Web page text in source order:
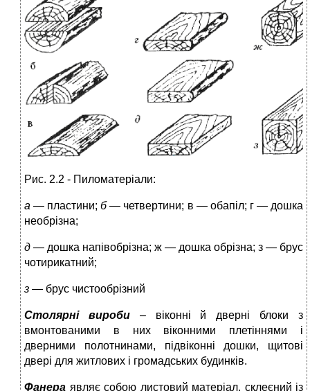
Рис. 2.2 - Пиломатеріали:
а— пластини;б— четвертини; в — обапіл; г — дошка
необрізна;
д — дошка напівобрізна; ж — дошка обрізна; з — брус
чотирикатний;
з — брус чистообрізний
Столярні вироби– віконні й дверні блоки з
вмонтованими в них віконними плетіннями і
дверними полотнинами, підвіконні дошки, щитові
двері для житлових і громадських будинків.
Фанера являє собою листовий матеріал, склеєний із